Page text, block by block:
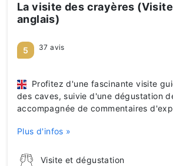
La visite des crayères
anglais)
Visite et dégustation
Profitez d'une fascinante visite
des caves, suivie d'une dégustation
accompagnée de commentaires
Plus d'infos »
5 37 avis